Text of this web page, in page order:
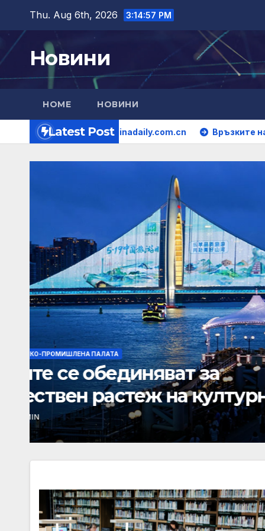
content
Thu. Aug 6th, 2026 3:14:58 PM
Новини
HOME НОВИНИ
Latest Post
от чай – Chinadaily.com.cn Връзките на
БЪЛГАРО-КИТАЙСКА ТЪРГОВСКО-ПРОМИШЛЕНА ПАЛАТА
Съвместно
относно срещата на
MAY 21, 2026 ADMIN